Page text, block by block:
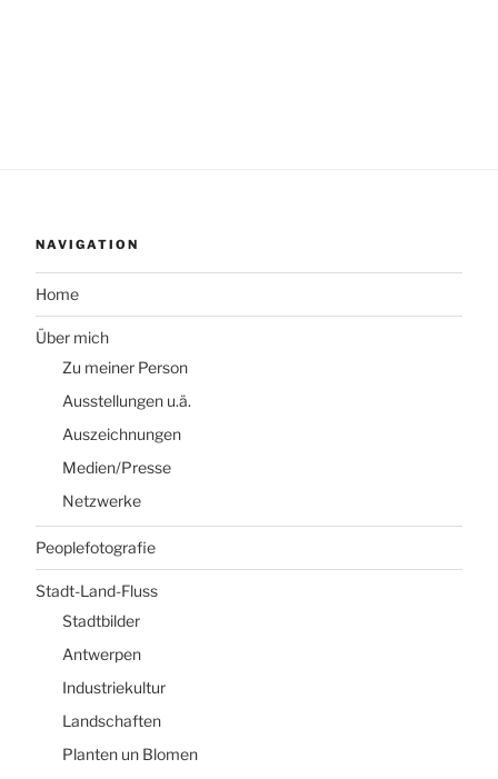
NAVIGATION
Home
Über mich
Zu meiner Person
Ausstellungen u.ä.
Auszeichnungen
Medien/Presse
Netzwerke
Peoplefotografie
Stadt-Land-Fluss
Stadtbilder
Antwerpen
Industriekultur
Landschaften
Planten un Blomen